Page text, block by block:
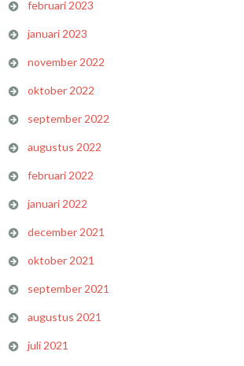
februari 2023
januari 2023
november 2022
oktober 2022
september 2022
augustus 2022
februari 2022
januari 2022
december 2021
oktober 2021
september 2021
augustus 2021
juli 2021